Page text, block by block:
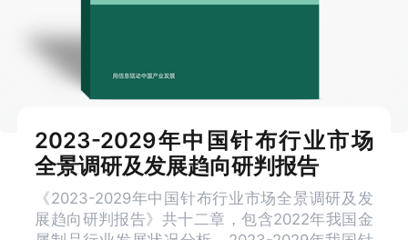
2023-2029年中国针布行业市场
全景调研及发展趋向研判报告
《2023-2029年中国针布行业市场全景调研及发
展趋向研判报告》共十二章，包含2022年我国金